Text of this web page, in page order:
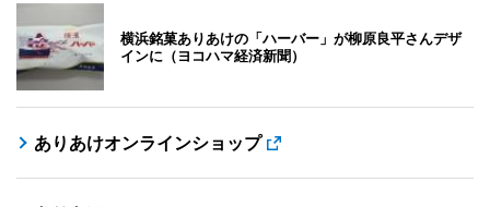
横浜銘菓ありあけの「ハーバー」が柳原良平さんデザ
インに（ヨコハマ経済新聞）
ありあけオンラインショップ